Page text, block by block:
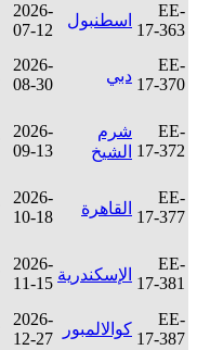
EE-
17-363
اسطنبول
2026-
07-12
EE-
17-370 دبي
2026-
08-30
EE-
17-372
شرم
الشيخ
2026-
09-13
EE-
17-377 القاهرة
2026-
10-18
EE-
17-381 الإسكندرية
2026-
11-15
EE-
17-387
كوالالمبور
2026-
12-27